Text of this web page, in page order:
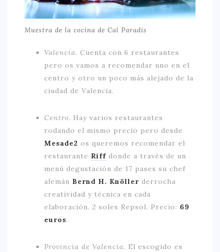
Muestra de la cocina de Cal Paradis
Valencia. Cuenta con 6 restaurantes
pero os vamos a recomendar uno en el
centro y otro un poco más alejado de la
ciudad de Valencia.
Centro. Hay varios restaurantes
rodando el mismo precio pero desde
Mesade2 os queremos recomendar el
restaurante Riff donde a través de un
menú degustación de 17 pases su chef
alemán Bernd H. Knöller derrocha
creatividad y técnica en cada
elaboración. 2 soles Repsol. Precio: 69
euros.
Provincia de Valencia. El escogido es